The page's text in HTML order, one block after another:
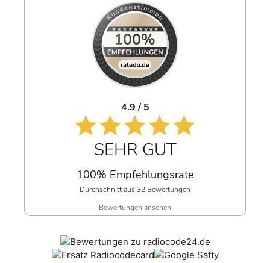
4.9 / 5
SEHR GUT
100% Empfehlungsrate
Durchschnitt aus 32 Bewertungen
Bewertungen ansehen